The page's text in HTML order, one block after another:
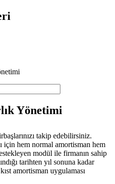
Yönetimi
takip edebilirsiniz.
için hem normal amortisman hem
modül ile firmanın sahip
tarihten yıl sonuna kadar
amortisman uygulaması